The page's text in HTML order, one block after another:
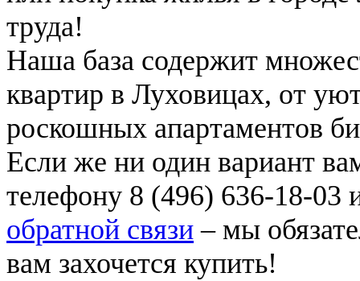
труда!
Наша база содержит
квартир в Луховицах, от
роскошных апартаментов
Если же ни один вариант
телефону 8 (496) 636-18-03
обратной связи – мы
вам захочется купить!